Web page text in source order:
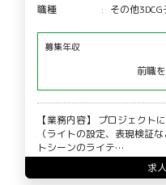
職種
その他
募集年収
前職
【業務内容】 プロジェクト
（ライトの設定、表現検証
トシーンのライテ…
求